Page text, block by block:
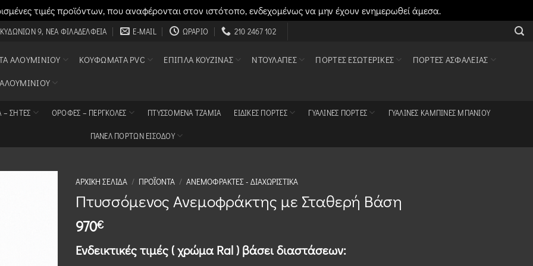
τιμές προϊόντων, που αναφέρονται στον ιστότοπο, ενδεχομένως να μην έχουν ενημερωθεί άμεσα.
9, ΝΈΑ ΦΙΛΑΔΈΛΦΕΙΑ E-MAIL ΩΡΆΡΙΟ 210 2467 102
ΑΛΟΥΜΙΝΊΟΥ ΚΟΥΦΏΜΑΤΑ PVC ΈΠΙΠΛΑ ΚΟΥΖΊΝΑΣ ΝΤΟΥΛΆΠΕΣ ΠΌΡΤΕΣ ΕΣΩΤΕΡΙΚΈΣ ΠΌΡΤΕΣ ΑΣΦΑΛΕΊΑΣ
– ΣΗΤΕΣ ΟΡΟΦΈΣ – ΠΈΡΓΚΟΛΕΣ ΠΤΥΣΣΌΜΕΝΑ ΤΖΆΜΙΑ ΕΙΔΙΚΈΣ ΠΌΡΤΕΣ ΓΥΆΛΙΝΕΣ ΠΌΡΤΕΣ ΓΥΆΛΙΝΕΣ ΚΑΜΠΊΝΕΣ ΜΠΆΝΙΟΥ
ΠΑΝΕΛ ΠΟΡΤΩΝ ΕΙΣΟΔΟΥ
ΑΡΧΙΚΉ ΣΕΛΊΔΑ / ΠΡΟΪΌΝΤΑ / ΑΝΕΜΟΦΡΆΚΤΕΣ - ΔΙΑΧΩΡΙΣΤΙΚΆ
Πτυσσόμενος Ανεμοφράκτης με Σταθερή Βάση
970€
Ενδεικτικές τιμές ( χρώμα Ral ) βάσει διαστάσεων: